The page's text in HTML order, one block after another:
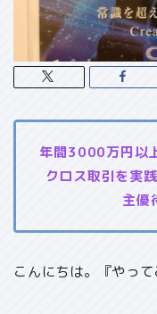
年間3000万円以
クロス取引を実
主優
こんにちは。『やって